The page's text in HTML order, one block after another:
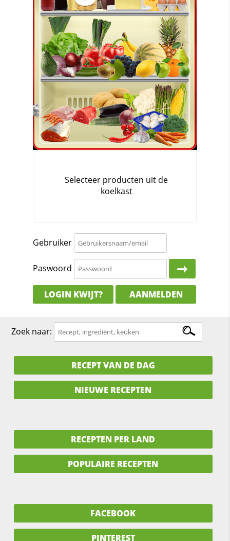
Gebruiker
Paswoord
LOGIN KWIJT? AANMELDEN
Zoek naar:
RECEPT VAN DE DAG
NIEUWE RECEPTEN
RECEPTEN PER LAND
POPULAIRE RECEPTEN
FACEBOOK
PINTEREST